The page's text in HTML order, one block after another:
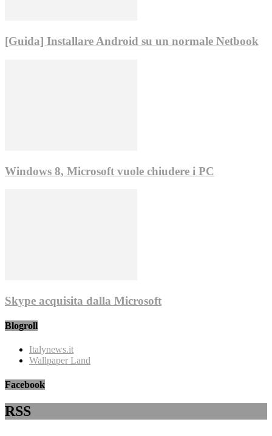
[Guida] Installare Android su un normale Netbook
Windows 8, Microsoft vuole chiudere i PC
Skype acquisita dalla Microsoft
Blogroll
Italynews.it
Wallpaper Land
Facebook
RSS